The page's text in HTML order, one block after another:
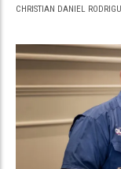
CHRISTIAN DANIEL